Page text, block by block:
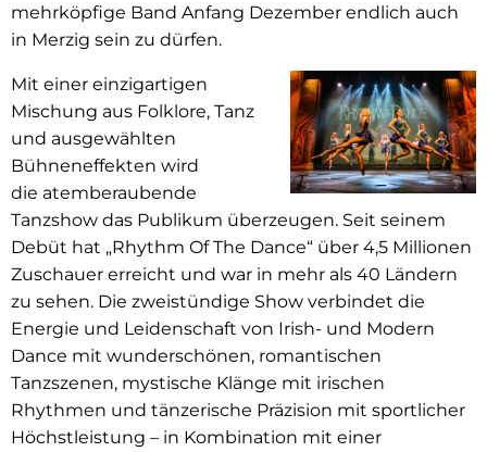
mehrköpfige Band Anfang Dezember endlich auch
in Merzig sein zu dürfen.
Mit einer einzigartigen
Mischung aus Folklore, Tanz
und ausgewählten
Bühneneffekten wird
die atemberaubende
Tanzshow das Publikum überzeugen. Seit seinem
Debüt hat „Rhythm Of The Dance“ über 4,5 Millionen
Zuschauer erreicht und war in mehr als 40 Ländern
zu sehen. Die zweistündige Show verbindet die
Energie und Leidenschaft von Irish- und Modern
Dance mit wunderschönen, romantischen
Tanzszenen, mystische Klänge mit irischen
Rhythmen und tänzerische Präzision mit sportlicher
Höchstleistung – in Kombination mit einer